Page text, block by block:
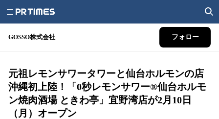
GOSSO株式会社 フォロー
元祖レモンサワータワーと仙台ホルモンの店
沖縄初上陸！「0秒レモンサワー®仙台ホルモ
ン焼肉酒場 ときわ亭」宜野湾店が2月10日
（月）オープン